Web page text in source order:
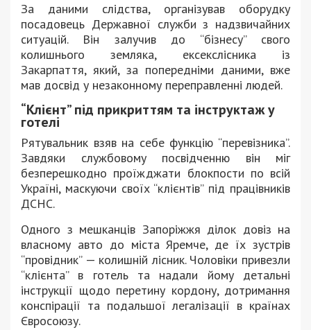
За даними слідства, організував оборудку
посадовець Державної служби з надзвичайних
ситуацій. Він залучив до “бізнесу” свого
колишнього земляка, ексекслісника із
Закарпаття, який, за попередніми даними, вже
мав досвід у незаконному переправленні людей.
“Клієнт” під прикриттям та інструктаж у
готелі
Рятувальник взяв на себе функцію “перевізника”.
Завдяки службовому посвідченню він міг
безперешкодно проїжджати блокпости по всій
Україні, маскуючи своїх “клієнтів” під працівників
ДСНС.
Одного з мешканців Запоріжжя ділок довіз на
власному авто до міста Яремче, де їх зустрів
“провідник” — колишній лісник. Чоловіки привезли
“клієнта” в готель та надали йому детальні
інструкції щодо перетину кордону, дотримання
конспірації та подальшої легалізації в країнах
Євросоюзу.